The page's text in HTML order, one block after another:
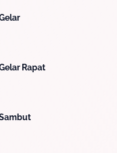
Rapat